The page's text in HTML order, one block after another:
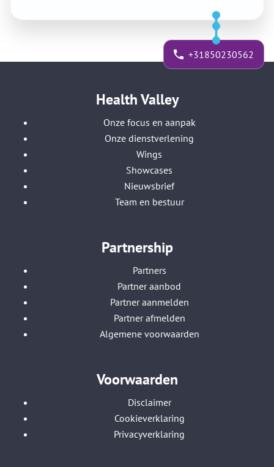
+31850230562
Health Valley
Onze focus en aanpak
Onze dienstverlening
Wings
Showcases
Nieuwsbrief
Team en bestuur
Partnership
Partners
Partner aanbod
Partner aanmelden
Partner afmelden
Algemene voorwaarden
Voorwaarden
Disclaimer
Cookieverklaring
Privacyverklaring